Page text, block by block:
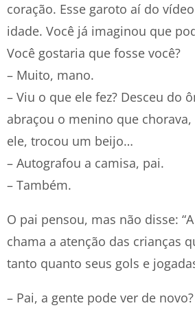
coração. Esse garoto aí do
idade. Você já imaginou que
Você gostaria que fosse você?
– Muito, mano.
– Viu o que ele fez? Desceu do
abraçou o menino que
ele, trocou um beijo…
– Autografou a camisa, pai.
– Também.
O pai pensou, mas não disse:
chama a atenção das crianças
tanto quanto seus gols e
– Pai, a gente pode ver de novo?